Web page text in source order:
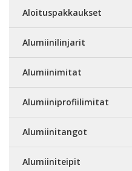
Aloituspakkaukset
Alumiinilinjarit
Alumiinimitat
Alumiiniprofiilimitat
Alumiinitangot
Alumiiniteipit